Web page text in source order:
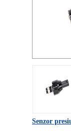
Senzor